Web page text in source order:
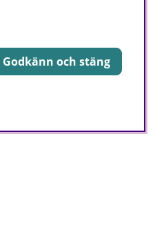
Godkänn och stäng